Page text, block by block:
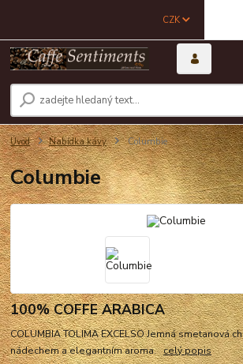
CZK
Úvod Nabídka kávy Columbie
Columbie
100% COFFE ARABICA
COLUMBIA TOLIMA EXCELSO Jemná smetanová
nádechem a elegantním aroma.celý popis